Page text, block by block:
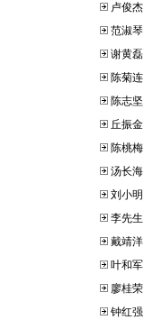
卢俊杰
范淑琴
谢黄磊
陈菊连
陈志坚
丘振金
陈桃梅
汤长海
刘小明
李先生
戴靖洋
叶和军
廖桂荣
钟红强